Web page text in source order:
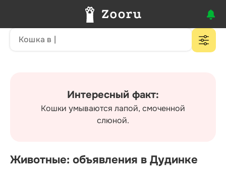
Интересный факт:
Кошки умываются лапой, смоченной
слюной.
Животные: объявления в Дудинке